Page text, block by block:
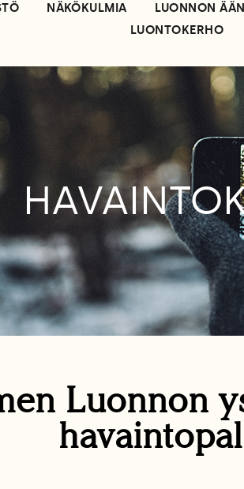
NÄKÖKULMIA LUONNON
LUONTOKERHO
Luonnon